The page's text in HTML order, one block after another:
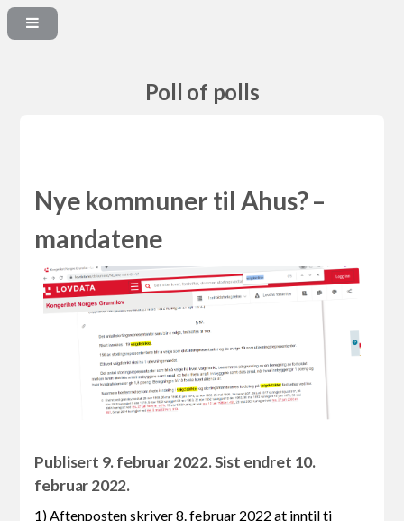
Poll of polls
Nye kommuner til Ahus? –
mandatene
Publisert 9. februar 2022. Sist endret 10.
februar 2022.
1) Aftenposten skriver 8. februar 2022 at inntil ti